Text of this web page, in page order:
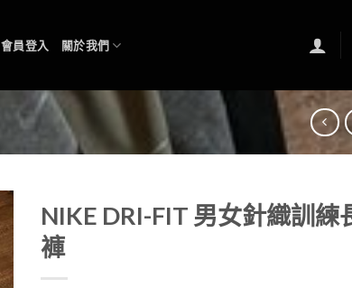
會員登入 關於我們
NIKE DRI-FIT 男女針織訓練
褲